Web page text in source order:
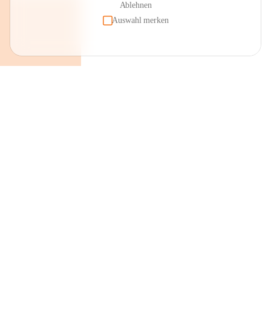
Ablehnen
Auswahl merken